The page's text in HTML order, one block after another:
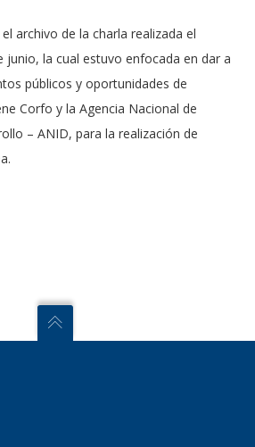
archivo de la charla realizada el
junio, la cual estuvo enfocada en dar a
públicos y oportunidades de
Corfo y la Agencia Nacional de
– ANID, para la realización de